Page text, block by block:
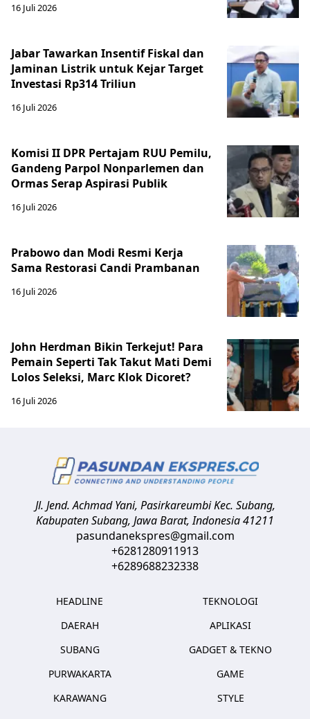
16 Juli 2026
Jabar Tawarkan Insentif Fiskal dan
Jaminan Listrik untuk Kejar Target
Investasi Rp314 Triliun
16 Juli 2026
Komisi II DPR Pertajam RUU Pemilu,
Gandeng Parpol Nonparlemen dan
Ormas Serap Aspirasi Publik
16 Juli 2026
Prabowo dan Modi Resmi Kerja
Sama Restorasi Candi Prambanan
16 Juli 2026
John Herdman Bikin Terkejut! Para
Pemain Seperti Tak Takut Mati Demi
Lolos Seleksi, Marc Klok Dicoret?
16 Juli 2026
Jl. Jend. Achmad Yani, Pasirkareumbi Kec. Subang,
Kabupaten Subang, Jawa Barat,Indonesia41211
pasundanekspres@gmail.com
+6281280911913
+6289688232338
HEADLINE
DAERAH
SUBANG
PURWAKARTA
KARAWANG
TEKNOLOGI
APLIKASI
GADGET & TEKNO
GAME
STYLE